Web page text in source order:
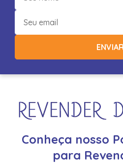
Conheça nosso
para